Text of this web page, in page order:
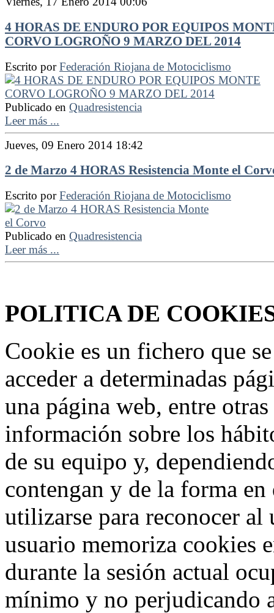
4 HORAS DE ENDURO POR EQUIPOS
CORVO LOGROÑO 9 MARZO DEL 2014
Escrito porFederación Riojana de Motociclismo
Publicado en Quadresistencia
Leer más ...
Jueves, 09 Enero 2014 18:42
2 de Marzo 4 HORAS Resistencia Monte el
Escrito porFederación Riojana de Motociclismo
Publicado en Quadresistencia
Leer más ...
POLITICA DE
Cookie es un fichero que
acceder a determinadas
una página web, entre
información sobre los
de su equipo y,
contengan y de la forma
utilizarse para reconocer
usuario memoriza cookies
durante la sesión actual
mínimo y no perjudicando